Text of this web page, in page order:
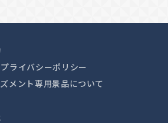
ライバシーポリシー
メント専用景品について